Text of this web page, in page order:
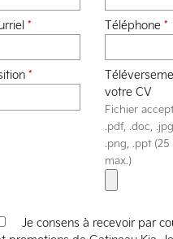
* Téléphone*
*
votre CV
Fichier
.pdf, .doc,
.png, .ppt (25
max.)
Je consens à recevoir par